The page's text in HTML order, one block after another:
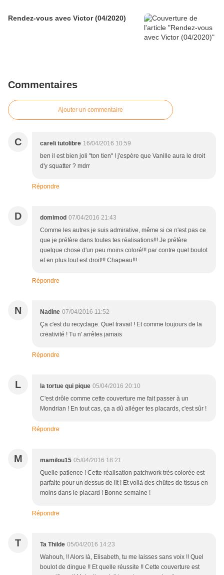
Rendez-vous avec Victor (04/2020)
Commentaires
Ajouter un commentaire
C careli tutolibre 16/04/2016 10:59
ben il est bien joli "ton tien" ! j'espère que Vanille aura le droit
d'y squatter ? mdrr
Répondre
D domimod 07/04/2016 21:43
Comme les autres je suis admirative, même si ce n'est pas ce
que je préfère dans toutes tes réalisations!!! Je préfère
quelque chose d'un peu moins coloré!!! par contre quel boulot
et en plus tout est droit!!! Chapeau!!!
Répondre
N Nadine 07/04/2016 11:52
Ça c'est du recyclage. Quel travail ! Et comme toujours de la
crėativité ! Tu n' arrêtes jamais
Répondre
L la tortue qui pique 05/04/2016 20:10
C'est drôle comme cette couverture me fait passer à un
Mondrian ! En tout cas, ça a dû alléger tes placards, c'est sûr !
Répondre
M mamilou15 05/04/2016 18:21
Quelle patience ! Cette réalisation patchwork très colorée est
parfaite pour un dessus de lit ! Et voilà des chûtes de tissus en
moins dans le placard ! Bonne semaine !
Répondre
T Ta Thilde 05/04/2016 14:23
Wahouh, !! Alors là, Elisabeth, tu me laisses sans voix !! Quel
boulot de dingue !! Et quelle réussite !! Cette couverture est